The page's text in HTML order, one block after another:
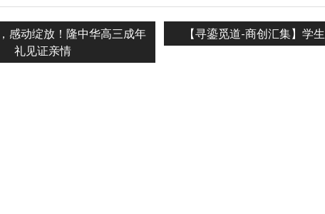
感动绽放！隆中华高三成年
礼见证亲情
Next
post:
【寻鎏觅道-商创汇集】学